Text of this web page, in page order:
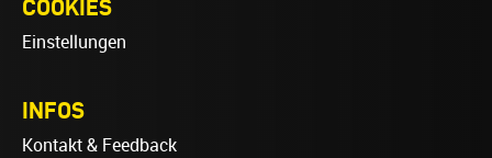
COOKIES
Einstellungen
INFOS
Kontakt & Feedback